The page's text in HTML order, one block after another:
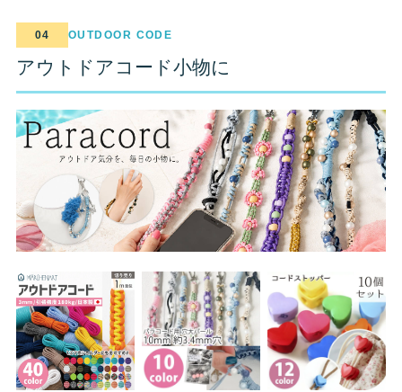
04 OUTDOOR CODE
アウトドアコード小物に